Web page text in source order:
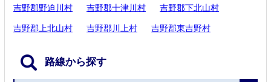
吉野郡野迫川村 吉野郡十津川村 吉野郡下北山村
吉野郡上北山村 吉野郡川上村 吉野郡東吉野村
路線から探す